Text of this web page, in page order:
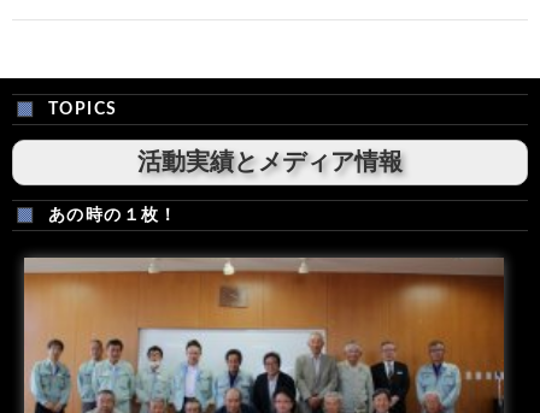
TOPICS
活動実績とメディア情報
あの時の１枚！